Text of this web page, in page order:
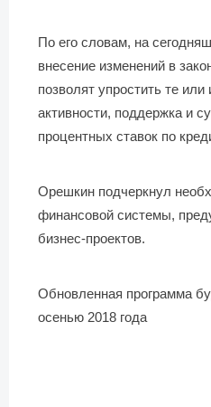
По его словам, на
внесение изменений в
позволят упростить те
активности, поддержка и
процентных ставок по
Орешкин подчеркнул
финансовой системы,
бизнес-проектов.
Обновленная программа
осенью 2018 года